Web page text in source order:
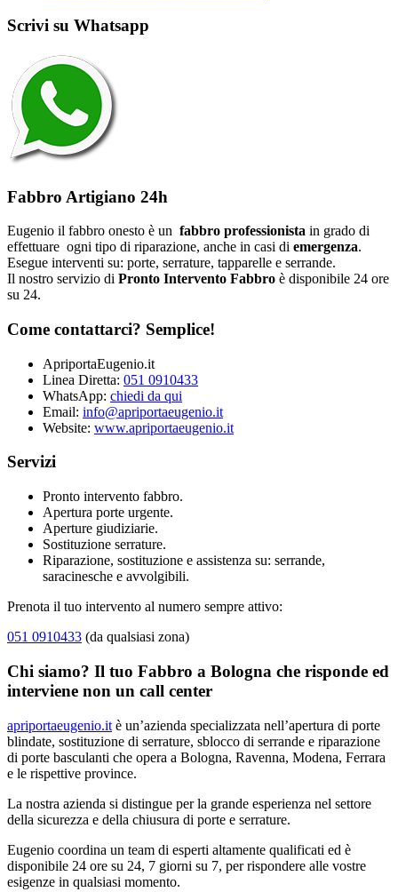
Scrivi su Whatsapp
Fabbro Artigiano 24h
Eugenio il fabbro onesto è un fabbro professionista in grado di
effettuare ogni tipo di riparazione, anche in casi di emergenza.
Esegue interventi su: porte, serrature, tapparelle e serrande.
Il nostro servizio di Pronto Intervento Fabbro è disponibile 24 ore
su 24.
Come contattarci? Semplice!
ApriportaEugenio.it
Linea Diretta: 051 0910433
WhatsApp: chiedi da qui
Email: info@apriportaeugenio.it
Website: www.apriportaeugenio.it
Servizi
Pronto intervento fabbro.
Apertura porte urgente.
Aperture giudiziarie.
Sostituzione serrature.
Riparazione, sostituzione e assistenza su: serrande,
saracinesche e avvolgibili.
Prenota il tuo intervento al numero sempre attivo:
051 0910433 (da qualsiasi zona)
Chi siamo? Il tuo Fabbro a Bologna che risponde ed
interviene non un call center
apriportaeugenio.it è un’azienda specializzata nell’apertura di porte
blindate, sostituzione di serrature, sblocco di serrande e riparazione
di porte basculanti che opera a Bologna, Ravenna, Modena, Ferrara
e le rispettive province.
La nostra azienda si distingue per la grande esperienza nel settore
della sicurezza e della chiusura di porte e serrature.
Eugenio coordina un team di esperti altamente qualificati ed è
disponibile 24 ore su 24, 7 giorni su 7, per rispondere alle vostre
esigenze in qualsiasi momento.